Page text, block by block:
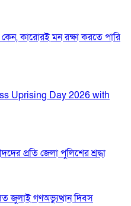
কারোরই মন রক্ষা করতে পারি
Uprising Day 2026 with
প্রতি জেলা পুলিশের শ্রদ্ধা
জুলাই গণঅভ্যুত্থান দিবস